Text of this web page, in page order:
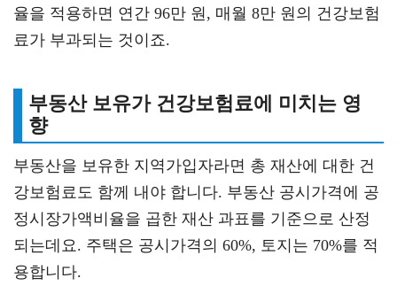
율을 적용하면 연간 96만 원, 매월 8만 원의 건강보험
료가 부과되는 것이죠.
부동산 보유가 건강보험료에 미치는 영
향
부동산을 보유한 지역가입자라면 총 재산에 대한 건
강보험료도 함께 내야 합니다. 부동산 공시가격에 공
정시장가액비율을 곱한 재산 과표를 기준으로 산정
되는데요. 주택은 공시가격의 60%, 토지는 70%를 적
용합니다.